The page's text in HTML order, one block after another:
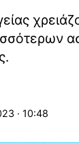
· 10:48